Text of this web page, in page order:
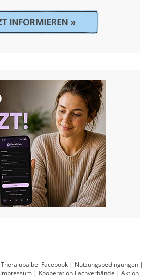
Theralupa bei Facebook | Nutzungsbedingungen |
Impressum| Kooperation Fachverbände | Aktion